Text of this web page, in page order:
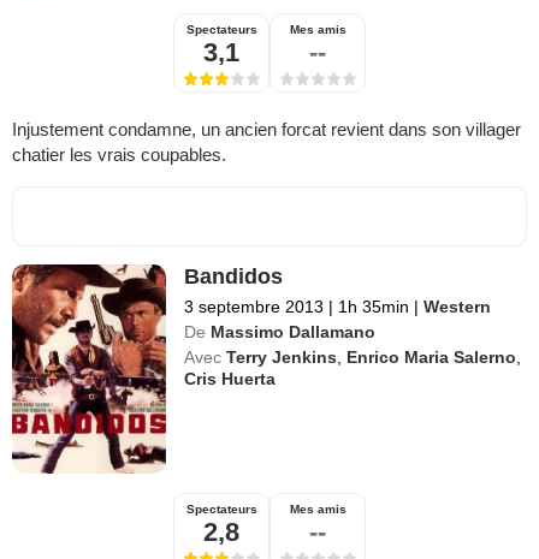
Spectateurs
3,1
Mes amis
--
Injustement condamne, un ancien forcat revient dans son villager
chatier les vrais coupables.
Bandidos
3 septembre 2013 | 1h 35min | Western
De Massimo Dallamano
Avec Terry Jenkins, Enrico Maria Salerno,
Cris Huerta
Spectateurs
2,8
Mes amis
--